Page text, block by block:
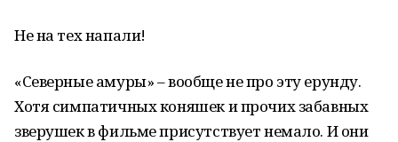
Не на тех напали!
«Северные амуры» – вообще не про эту ерунду.
Хотя симпатичных коняшек и прочих забавных
зверушек в фильме присутствует немало. И они